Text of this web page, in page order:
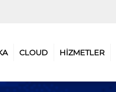
CLOUD HİZMETLER